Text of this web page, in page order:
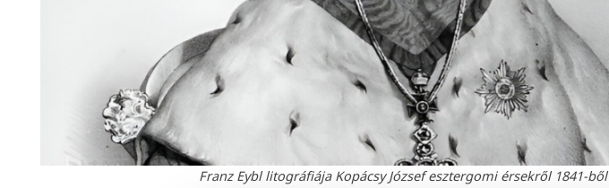
Franz Eybl litográfiája Kopácsy József esztergomi érsekről 1841-ből